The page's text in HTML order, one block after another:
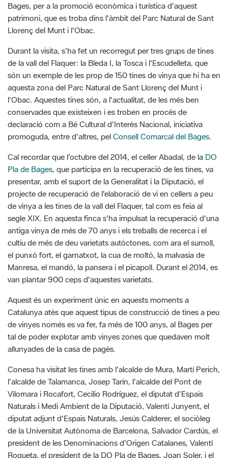
Durant la visita, s'ha fet un recorregut per tres grups de tines
de la vall del Flaquer: la Bleda I, la Tosca i l'Escudelleta, que
són un exemple de les prop de 150 tines de vinya que hi ha en
aquesta zona del Parc Natural de Sant Llorenç del Munt i
l'Obac. Aquestes tines són, a l'actualitat, de les més ben
conservades que existeixen i es troben en procés de
declaració com a Bé Cultural d'Interès Nacional, iniciativa
promoguda, entre d'altres, pelConsell Comarcal del Bages
Cal recordar que l'octubre del 2014, el celler Abadal, de la
Pla de Bages
, que participa en la recuperació de les tines, va
presentar, amb el suport de la Generalitat i la Diputació, el
projecte de recuperació de l'elaboració de vi en cellers a peu
de vinya a les tines de la vall del Flaquer, tal com es feia al
segle XIX. En aquesta finca s'ha impulsat la recuperació d'una
antiga vinya de més de 70 anys i els treballs de recerca i el
cultiu de més de deu varietats autòctones, com ara el sumoll,
el punxó fort, el garnatxot, la cua de moltó, la malvasia de
Manresa, el mandó, la pansera i el picapoll. Durant el 2014, es
van plantar 900 ceps d'aquestes varietats.
Aquest és un experiment únic en aquests moments a
Catalunya atès que aquest tipus de construcció de tines a peu
de vinyes només es va fer, fa més de 100 anys, al Bages per
tal de poder explotar amb vinyes zones que quedaven molt
allunyades de la casa de pagès.
Conesa ha visitat les tines amb l'alcalde de Mura, Martí Perich,
l'alcalde de Talamanca, Josep Tarín, l'alcalde del Pont de
Vilomara i Rocafort, Cecílio Rodríguez, el diputat d'Espais
Naturals i Medi Ambient de la Diputació, Valentí Junyent, el
diputat adjunt d'Espais Naturals, Jesús Calderer, el sociòleg
de la Universitat Autònoma de Barcelona, Salvador Cardús, el
president de les Denominacions d'Origen Catalanes, Valentí
Roqueta, el president de la DO Pla de Bages, Joan Soler, i el
coneixedor de les 150 tines i propietari de Cal Carter, Jordi
Perich.